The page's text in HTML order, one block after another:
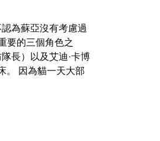
為蘇亞沒有考慮過
要的三個角色之
長）以及艾迪·卡博
。 因為貓一天大部